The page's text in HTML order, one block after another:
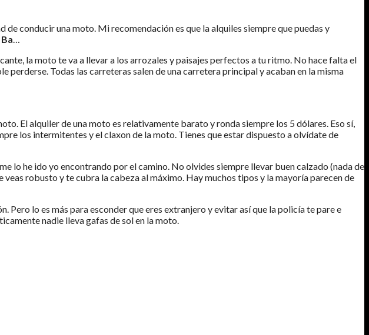
conducir una moto. Mi recomendación es que la alquiles siempre que puedas y
la moto te va a llevar a los arrozales y paisajes perfectos a tu ritmo. No hace falta el
Todas las carreteras salen de una carretera principal y acaban en la misma
El alquiler de una moto es relativamente barato y ronda siempre los 5 dólares. Eso sí,
los intermitentes y el claxon de la moto. Tienes que estar dispuesto a olvídate de
lo he ido yo encontrando por el camino. No olvides siempre llevar buen calzado (nada de
robusto y te cubra la cabeza al máximo. Hay muchos tipos y la mayoría parecen de
lo es más para esconder que eres extranjero y evitar así que la policía te pare e
nadie lleva gafas de sol en la moto.